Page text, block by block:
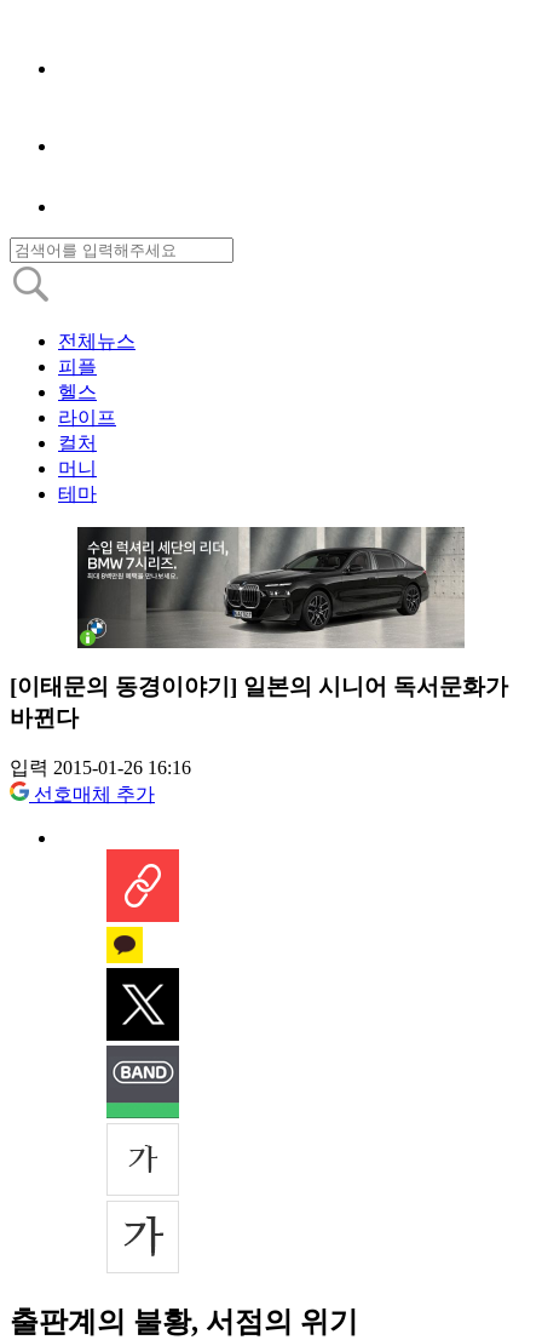
전체뉴스
피플
헬스
라이프
컬처
머니
테마
[이태문의 동경이야기] 일본의 시니어 독서문화가
바뀐다
입력 2015-01-26 16:16
선호매체 추가
출판계의 불황, 서점의 위기